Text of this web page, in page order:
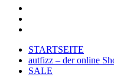
Close
Menu
STARTSEITE
autfizz – der online
SALE